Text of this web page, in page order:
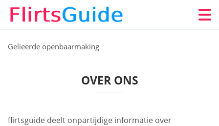
Gelieerde openbaarmaking
OVER ONS
flirtsguide deelt onpartijdige informatie over